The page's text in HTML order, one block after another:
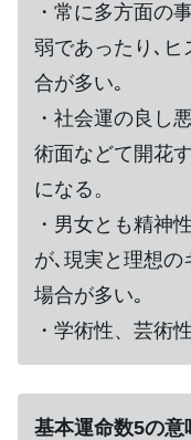
・常に多方面の
弱であったり､
合が多い｡
・社会運の良し
術面などて開花
になる。
・男女とも精神
が､現実と理想の
場合が多い｡
・学術性、芸術
基本運命数5の意